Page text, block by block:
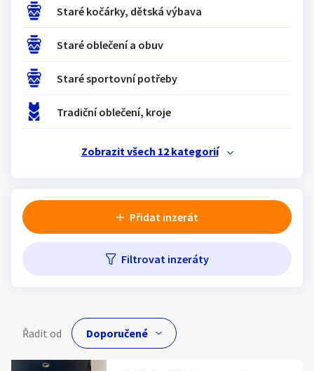
Staré kočárky, dětská výbava
Staré oblečení a obuv
Staré sportovní potřeby
Tradiční oblečení, kroje
Zobrazit všech 12 kategorií
Přidat inzerát
Filtrovat inzeráty
Řadit od
Km
Celá ČR
Hlavní město Praha
Jihomoravský kraj
Stáří inzerátu
Hledat v textu
Klíčové slovo:
Neuvedeno
Lokalita:
Neuvedeno
Ráno Večer
Souhlasím s personalizací nabídek, zasíláním
marketingových materiálů a upozornění.